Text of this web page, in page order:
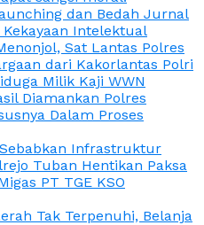
dan Bedah Jurnal
Intelektual
Sat Lantas Polres
dari Kakorlantas Polri
Milik Kaji WWN
Diamankan Polres
Dalam Proses
Infrastruktur
Tuban Hentikan Paksa
PT TGE KSO
Tak Terpenuhi, Belanja